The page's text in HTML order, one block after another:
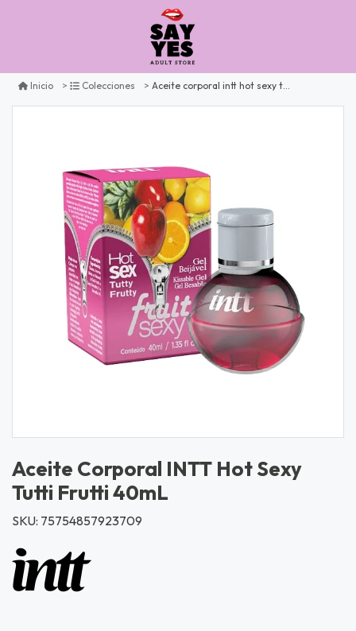
Inicio Colecciones Aceite corporal intt hot sexy tutti frutti 40ml
Aceite Corporal INTT Hot Sexy
Tutti Frutti 40mL
SKU: 75754857923709